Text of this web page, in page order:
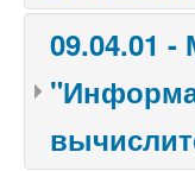
09.04.01 -